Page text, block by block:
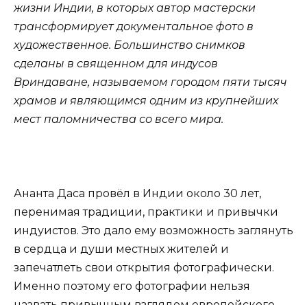
жизни Индии, в которых автор мастерски
трансформирует документальное фото в
художественное. Большинство снимков
сделаны в священном для индусов
Вриндаване, называемом городом пяти тысяч
храмов и являющимся одним из крупнейших
мест паломничества со всего мира.
Ананта Даса провёл в Индии около 30 лет,
перенимая традиции, практики и привычки
индуистов. Это дало ему возможность заглянуть
в сердца и души местных жителей и
запечатлеть свои открытия фотографически.
Именно поэтому его фотографии нельзя